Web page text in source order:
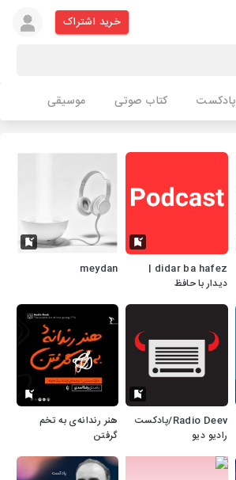
خرید اشتراک
پادکست کتاب صوتی موسیقی
didar ba hafez |
دیدار با حافظ
meydan
Radio Deev/پادکست
رادیو دیو
هنر رندانه‌ی به تخم
گرفتن